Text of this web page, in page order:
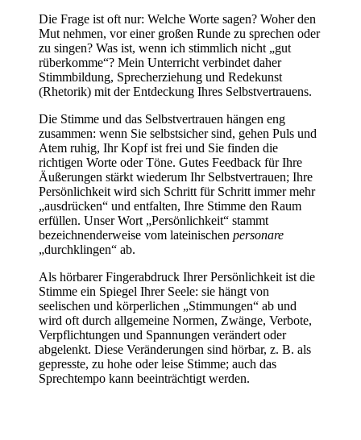
Die Frage ist oft nur: Welche Worte sagen? Woher den
Mut nehmen, vor einer großen Runde zu sprechen oder
zu singen? Was ist, wenn ich stimmlich nicht „gut
rüberkomme“? Mein Unterricht verbindet daher
Stimmbildung, Sprecherziehung und Redekunst
(Rhetorik) mit der Entdeckung Ihres Selbstvertrauens.
Die Stimme und das Selbstvertrauen hängen eng
zusammen: wenn Sie selbstsicher sind, gehen Puls und
Atem ruhig, Ihr Kopf ist frei und Sie finden die
richtigen Worte oder Töne. Gutes Feedback für Ihre
Äußerungen stärkt wiederum Ihr Selbstvertrauen; Ihre
Persönlichkeit wird sich Schritt für Schritt immer mehr
„ausdrücken“ und entfalten, Ihre Stimme den Raum
erfüllen. Unser Wort „Persönlichkeit“ stammt
bezeichnenderweise vom lateinischen personare
„durchklingen“ ab.
Als hörbarer Fingerabdruck Ihrer Persönlichkeit ist die
Stimme ein Spiegel Ihrer Seele: sie hängt von
seelischen und körperlichen „Stimmungen“ ab und
wird oft durch allgemeine Normen, Zwänge, Verbote,
Verpflichtungen und Spannungen verändert oder
abgelenkt. Diese Veränderungen sind hörbar, z. B. als
gepresste, zu hohe oder leise Stimme; auch das
Sprechtempo kann beeinträchtigt werden.